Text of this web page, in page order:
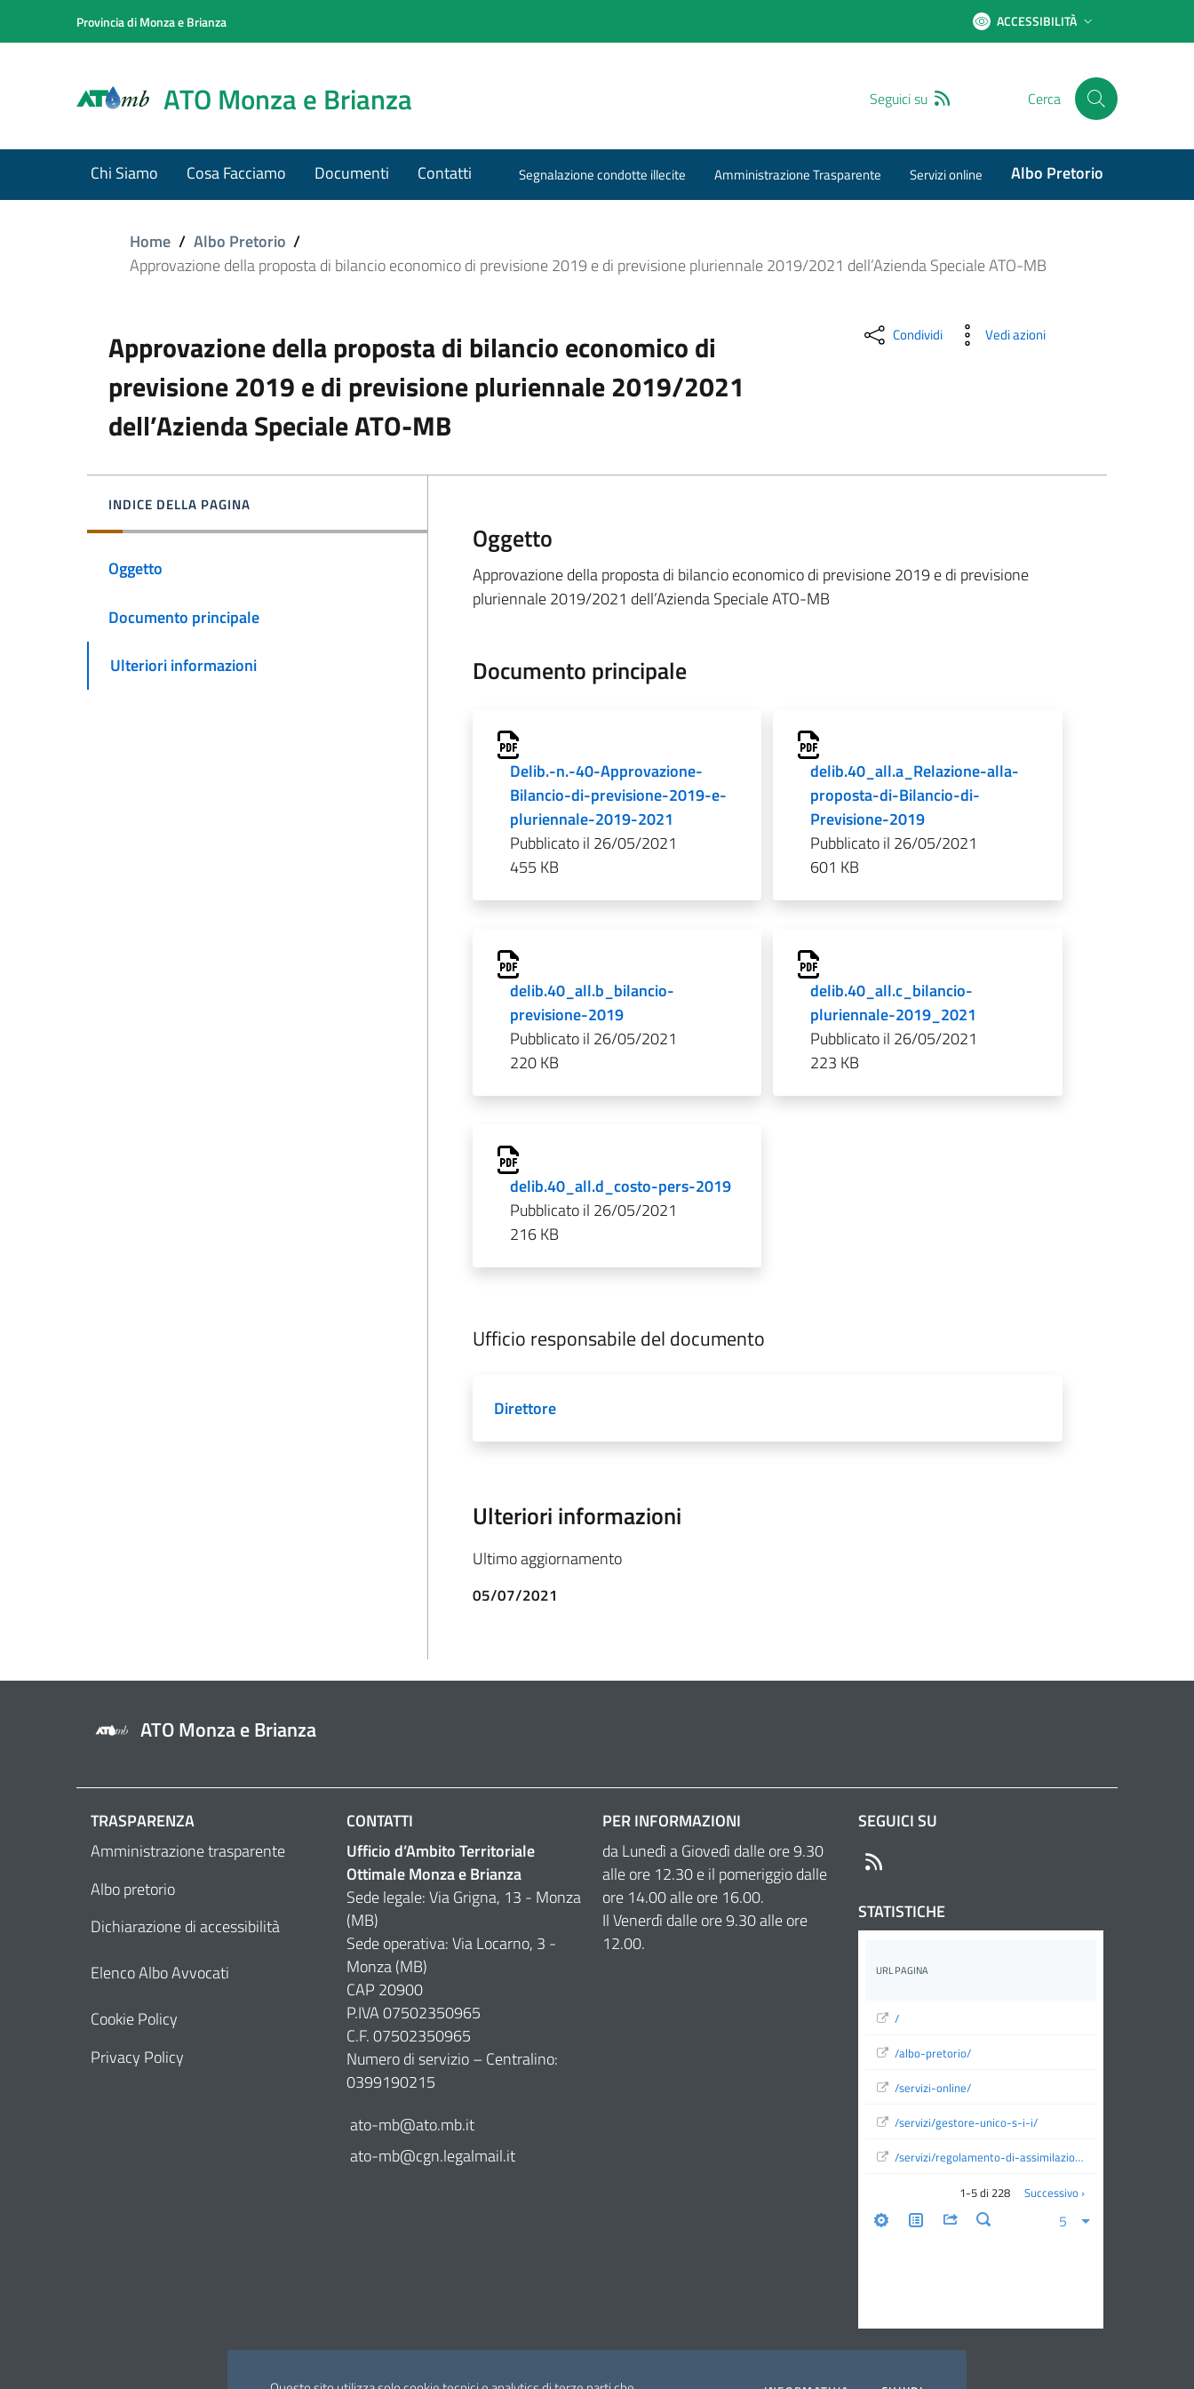
Provincia di Monza e Brianza ACCESSIBILITÀ
ATO Monza e Brianza Seguici su Cerca
Chi Siamo Cosa Facciamo Documenti Contatti Segnalazione condotte illecite Amministrazione Trasparente Servizi online Albo Pretorio
Home / Albo Pretorio /
Approvazione della proposta di bilancio economico di previsione 2019 e di previsione pluriennale 2019/2021 dell’Azienda Speciale ATO-MB
Approvazione della proposta di bilancio economico di
previsione 2019 e di previsione pluriennale 2019/2021
dell’Azienda Speciale ATO-MB
Condividi Vedi azioni
INDICE DELLA PAGINA
Oggetto
Documento principale
Ulteriori informazioni
Oggetto
Approvazione della proposta di bilancio economico di previsione 2019 e di previsione
pluriennale 2019/2021 dell’Azienda Speciale ATO-MB
Documento principale
Delib.-n.-40-Approvazione-
Bilancio-di-previsione-2019-e-
pluriennale-2019-2021
Pubblicato il 26/05/2021
455 KB
delib.40_all.a_Relazione-alla-
proposta-di-Bilancio-di-
Previsione-2019
Pubblicato il 26/05/2021
601 KB
delib.40_all.b_bilancio-
previsione-2019
Pubblicato il 26/05/2021
220 KB
delib.40_all.c_bilancio-
pluriennale-2019_2021
Pubblicato il 26/05/2021
223 KB
delib.40_all.d_costo-pers-2019
Pubblicato il 26/05/2021
216 KB
Ufficio responsabile del documento
Direttore
Ulteriori informazioni
Ultimo aggiornamento
05/07/2021
ATO Monza e Brianza
TRASPARENZA
Amministrazione trasparente
Albo pretorio
Dichiarazione di accessibilità
Elenco Albo Avvocati
Cookie Policy
Privacy Policy
CONTATTI
Ufficio d’Ambito Territoriale
Ottimale Monza e Brianza
Sede legale: Via Grigna, 13 - Monza
(MB)
Sede operativa: Via Locarno, 3 -
Monza (MB)
CAP 20900
P.IVA 07502350965
C.F. 07502350965
Numero di servizio – Centralino:
0399190215
ato-mb@ato.mb.it
ato-mb@cgn.legalmail.it
PER INFORMAZIONI
da Lunedì a Giovedì dalle ore 9.30
alle ore 12.30 e il pomeriggio dalle
ore 14.00 alle ore 16.00.
Il Venerdì dalle ore 9.30 alle ore
12.00.
SEGUICI SU
STATISTICHE